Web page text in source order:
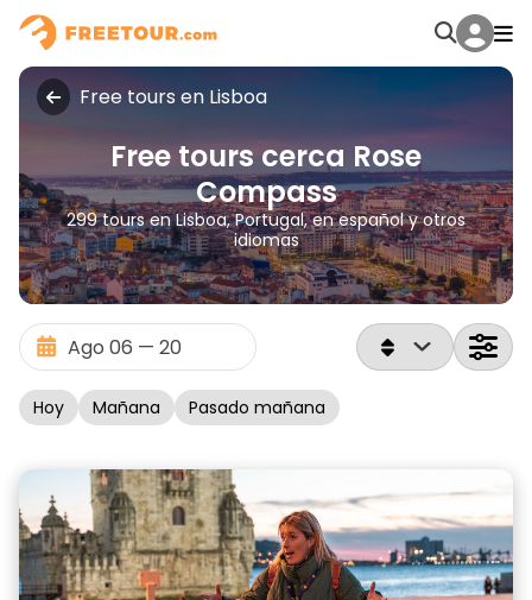
Free tours en Lisboa
Free tours cerca Rose
Compass
299 tours en Lisboa, Portugal, en español y otros
idiomas
Hoy Mañana Pasado mañana